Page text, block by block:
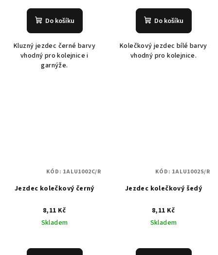
Do košíku
Kluzný jezdec černé barvy
vhodný pro kolejnice i
garnýže.
Do košíku
Kolečkový jezdec bílé barvy
vhodný pro kolejnice.
Jezdec kolečkový černý
8,11 Kč
Skladem
KÓD: 1ALU1002C/R
Jezdec kolečkový šedý
8,11 Kč
Skladem
KÓD: 1ALU1002S/R